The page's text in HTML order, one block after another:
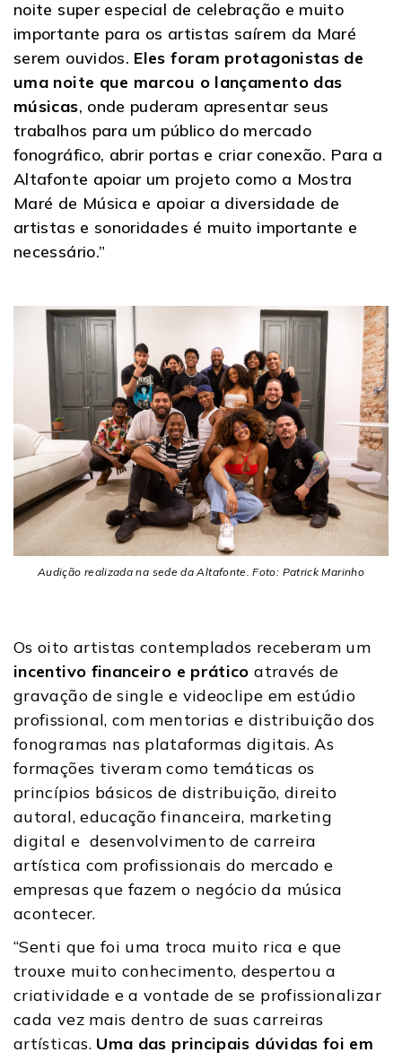
noite super especial de celebração e muito
importante para os artistas saírem da Maré
serem ouvidos. Eles foram protagonistas de
uma noite que marcou o lançamento das
músicas, onde puderam apresentar seus
trabalhos para um público do mercado
fonográfico, abrir portas e criar conexão. Para a
Altafonte apoiar um projeto como a Mostra
Maré de Música e apoiar a diversidade de
artistas e sonoridades é muito importante e
necessário.”
Audição realizada na sede da Altafonte. Foto: Patrick Marinho
Os oito artistas contemplados receberam um
incentivo financeiro e prático através de
gravação de single e videoclipe em estúdio
profissional, com mentorias e distribuição dos
fonogramas nas plataformas digitais. As
formações tiveram como temáticas os
princípios básicos de distribuição, direito
autoral, educação financeira, marketing
digital e desenvolvimento de carreira
artística com profissionais do mercado e
empresas que fazem o negócio da música
acontecer.
“Senti que foi uma troca muito rica e que
trouxe muito conhecimento, despertou a
criatividade e a vontade de se profissionalizar
cada vez mais dentro de suas carreiras
artísticas. Uma das principais dúvidas foi em